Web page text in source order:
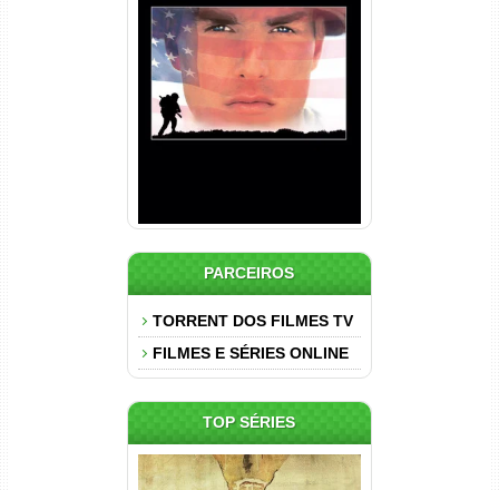
Nascido em 4 de Julho
Torrent (1989) WEB-DL 1080p
Dual Áudio
PARCEIROS
TORRENT DOS FILMES TV
FILMES E SÉRIES ONLINE
TOP SÉRIES